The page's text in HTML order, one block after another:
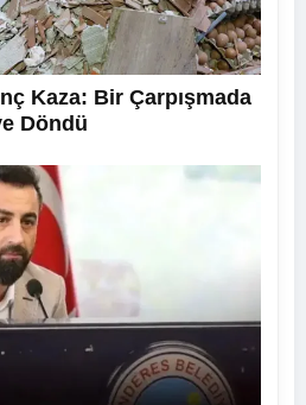
Kaza: Bir Çarpışmada
Döndü